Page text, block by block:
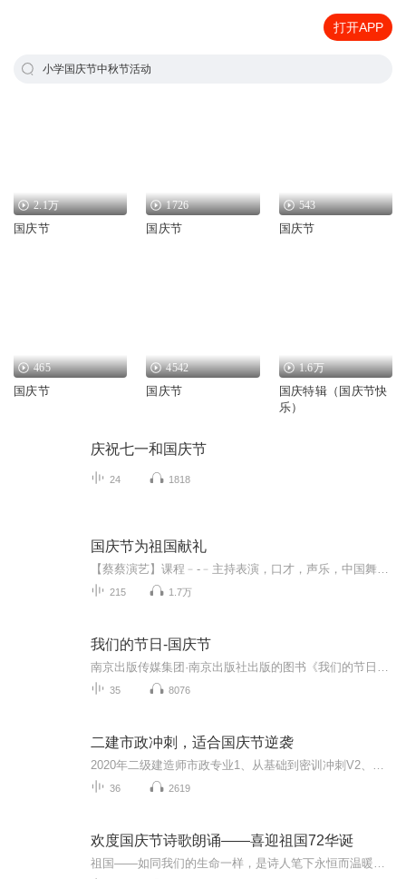
打开APP
小学国庆节中秋节活动
2.1万
国庆节
1726
国庆节
543
国庆节
465
国庆节
4542
国庆节
1.6万
国庆特辑（国庆节快
乐）
庆祝七一和国庆节
24 1818
国庆节为祖国献礼
215 1.7万
我们的节日-国庆节
35 8076
二建市政冲刺，适合国庆节逆袭
36 2619
欢度国庆节诗歌朗诵——喜迎祖国72华诞